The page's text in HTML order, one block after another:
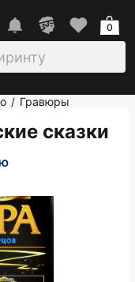
0
/ Гравюры
сказки